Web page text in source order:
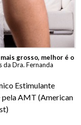
grosso, melhor é o
da Dra. Fernanda
Estimulante
pela AMT (American